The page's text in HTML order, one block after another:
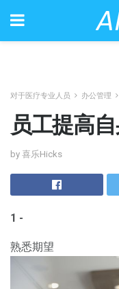
对于医疗专业人员 办公管理
员工提高
by 喜乐Hicks
1 -
熟悉期望